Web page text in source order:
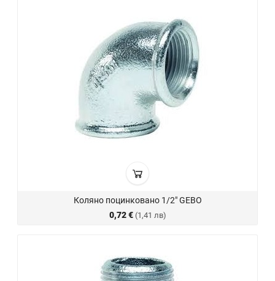
Коляно поцинковано 1/2" GEBO
0,72 € (1,41 лв)